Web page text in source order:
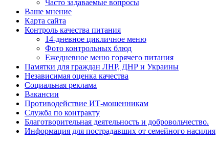
Часто задаваемые вопросы
Ваше мнение
Карта сайта
Контроль качества питания
14-дневное цикличное меню
Фото контрольных блюд
Ежедневное меню горячего питания
Памятки для граждан ЛНР, ДНР и Украины
Независимая оценка качества
Социальная реклама
Вакансии
Противодействие ИТ-мошенникам
Служба по контракту
Благотворительная деятельность и добровольчество.
Информация для пострадавших от семейного насилия